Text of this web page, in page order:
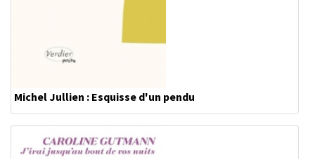
Michel Jullien : Esquisse d'un pendu